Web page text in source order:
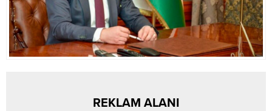
REKLAM ALANI